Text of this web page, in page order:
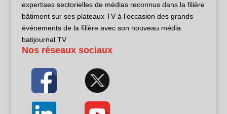
expertises sectorielles de médias reconnus dans la filière
bâtiment sur ses plateaux TV à l’occasion des grands
événements de la filière avec son nouveau média
batijournal TV
Nos réseaux sociaux